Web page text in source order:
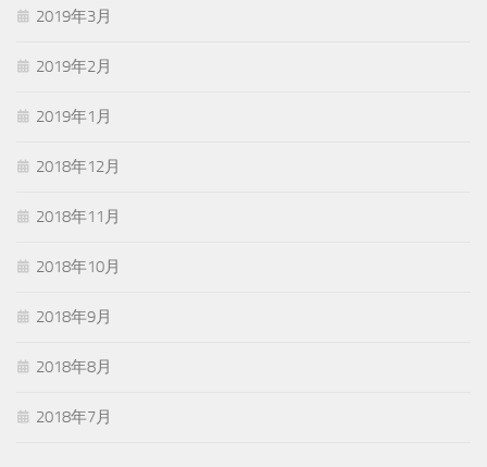
2019年3月
2019年2月
2019年1月
2018年12月
2018年11月
2018年10月
2018年9月
2018年8月
2018年7月